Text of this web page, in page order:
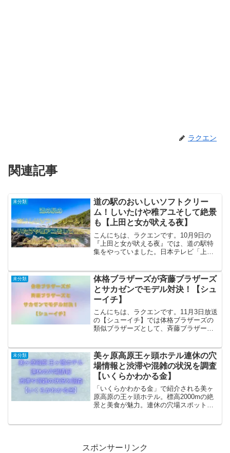
ラクエン
関連記事
未分類
道の駅のおいしいソフトクリー
ム！しいたけや稚アユそして絶景
も【上田と女が吠える夜】
こんにちは、ラクエンです。10月9日の
『上田と女が吠える夜』では、道の駅特
集をやっていました。日本テレビ「上田
#上田と女が吠える夜 @hoeruyoru_ntv...
未分類
体格ブラザーズが斉藤ブラザーズ
とサカゼンでモデル対決！【シュ
ーイチ】
こんにちは、ラクエンです。11月3日放送
の【シューイチ】では体格ブラザーズの
類似ブラザーズとして、斉藤ブラザーズ
人が体格を生かしたロケを行う企画です
が、今回は斉藤ブラザ...
未分類
美ヶ原高原王ヶ頭ホテル連休の穴
場情報と渋滞や混雑の状況を調査
【いくらかわかる金】
「いくらかわかる金」で紹介される美ヶ
原高原の王ヶ頭ホテル。標高2000mの絶
景と美食が魅力。連休の穴場スポットや
スポンサーリンク